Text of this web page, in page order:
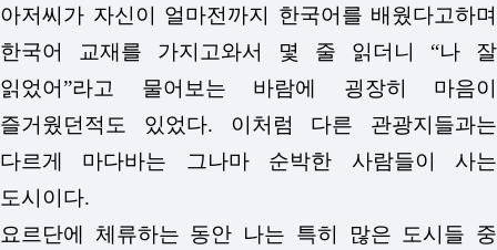
아저씨가 자신이 얼마전까지 한국어를 배웠다고하며
한국어 교재를 가지고와서 몇 줄 읽더니 “나 잘
읽었어”라고 물어보는 바람에 굉장히 마음이
즐거웠던적도 있었다. 이처럼 다른 관광지들과는
다르게 마다바는 그나마 순박한 사람들이 사는
도시이다.
요르단에 체류하는 동안 나는 특히 많은 도시들 중